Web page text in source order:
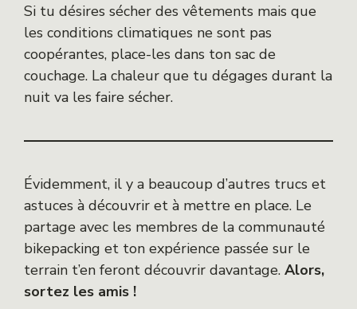
Si tu désires sécher des vêtements mais que
les conditions climatiques ne sont pas
coopérantes, place-les dans ton sac de
couchage. La chaleur que tu dégages durant la
nuit va les faire sécher.
Évidemment, il y a beaucoup d’autres trucs et
astuces à découvrir et à mettre en place. Le
partage avec les membres de la communauté
bikepacking et ton expérience passée sur le
terrain t’en feront découvrir davantage. Alors,
sortez les amis !